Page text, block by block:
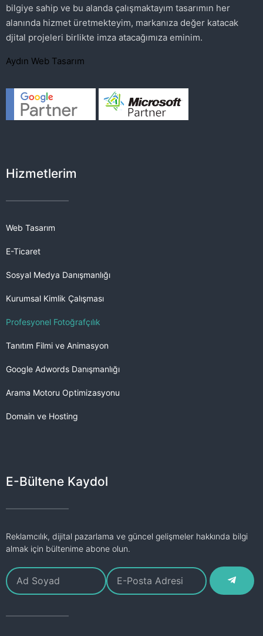
bilgiye sahip ve bu alanda çalışmaktayım tasarımın her
alanında hizmet üretmekteyim, markanıza değer katacak
djital projeleri birlikte imza atacağımıza eminim.
Aydın Web Tasarım
Hizmetlerim
Web Tasarım
E-Ticaret
Sosyal Medya Danışmanlığı
Kurumsal Kimlik Çalışması
Profesyonel Fotoğrafçılık
Tanıtım Filmi ve Animasyon
Google Adwords Danışmanlığı
Arama Motoru Optimizasyonu
Domain ve Hosting
E-Bültene Kaydol
Reklamcılık, dijital pazarlama ve güncel gelişmeler hakkında bilgi
almak için bültenime abone olun.